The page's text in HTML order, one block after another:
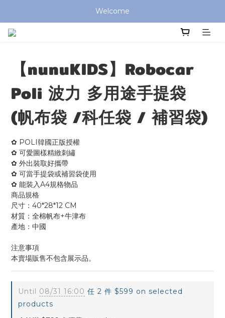
全館滿 $799 免運費 (僅提供台灣本島區域，外島地區請洽客服)
Welcome
全館滿 $799 免運費 (僅提供台灣本島區域，外島地區請洽客服)
【nunuKIDS】Robocar
Poli 波力 多用途手提袋
(帆布袋 /科任袋 / 補習袋)
✿ POLI韓國正版授權
✿ 可愛圖樣精緻刺繡
✿ 外出裝取好攜帶
✿ 可當手提袋或補習袋使用
✿ 能裝入A4規格物品
商品規格
尺寸：40*28*12 CM
材質：全棉帆布+牛津布
產地：中國
注意事項
本賣場販售不包含展示品。
Until 08/31 16:00 任 2 件 $599 on selected
products